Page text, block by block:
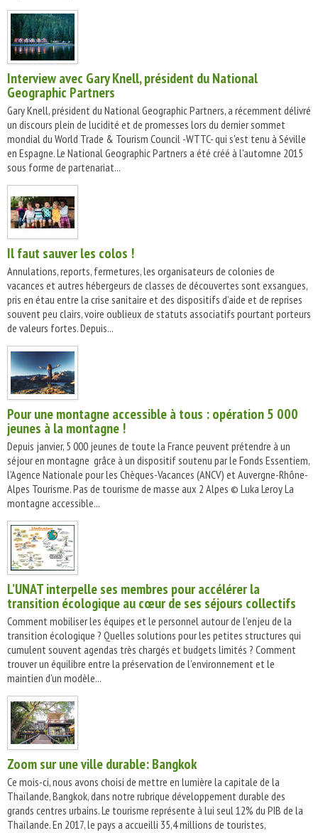
Interview avec Gary Knell, président du National
Geographic Partners
Gary Knell, président du National Geographic Partners, a récemment délivré
un discours plein de lucidité et de promesses lors du dernier sommet
mondial du World Trade & Tourism Council -WTTC- qui s'est tenu à Séville
en Espagne. Le National Geographic Partners a été créé à l'automne 2015
sous forme de partenariat...
Il faut sauver les colos !
Annulations, reports, fermetures, les organisateurs de colonies de
vacances et autres hébergeurs de classes de découvertes sont exsangues,
pris en étau entre la crise sanitaire et des dispositifs d’aide et de reprises
souvent peu clairs, voire oublieux de statuts associatifs pourtant porteurs
de valeurs fortes. Depuis...
Pour une montagne accessible à tous : opération 5 000
jeunes à la montagne !
Depuis janvier, 5 000 jeunes de toute la France peuvent prétendre à un
séjour en montagne grâce à un dispositif soutenu par le Fonds Essentiem,
l’Agence Nationale pour les Chèques-Vacances (ANCV) et Auvergne-Rhône-
Alpes Tourisme. Pas de tourisme de masse aux 2 Alpes © Luka Leroy La
montagne accessible...
L’UNAT interpelle ses membres pour accélérer la
transition écologique au cœur de ses séjours collectifs
Comment mobiliser les équipes et le personnel autour de l’enjeu de la
transition écologique ? Quelles solutions pour les petites structures qui
cumulent souvent agendas très chargés et budgets limités ? Comment
trouver un équilibre entre la préservation de l’environnement et le
maintien d’un modèle...
Zoom sur une ville durable: Bangkok
Ce mois-ci, nous avons choisi de mettre en lumière la capitale de la
Thaïlande, Bangkok, dans notre rubrique développement durable des
grands centres urbains. Le tourisme représente à lui seul 12% du PIB de la
Thaïlande. En 2017, le pays a accueilli 35,4 millions de touristes,